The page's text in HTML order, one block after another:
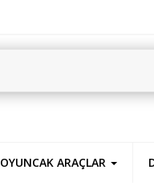
OYUNCAK ARAÇLAR